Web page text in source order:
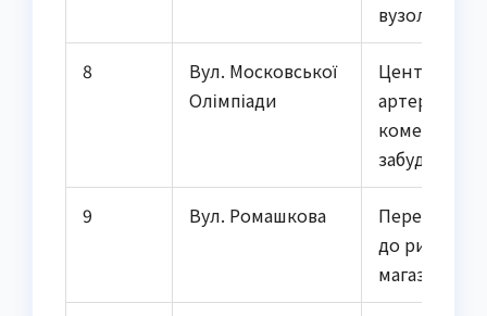
вузол міста
8
Вул. Московської
Олімпіади
Центральна
артерія,
комерційна
забудова
9 Вул. Ромашкова
Перехідна
до ринку,
магазини